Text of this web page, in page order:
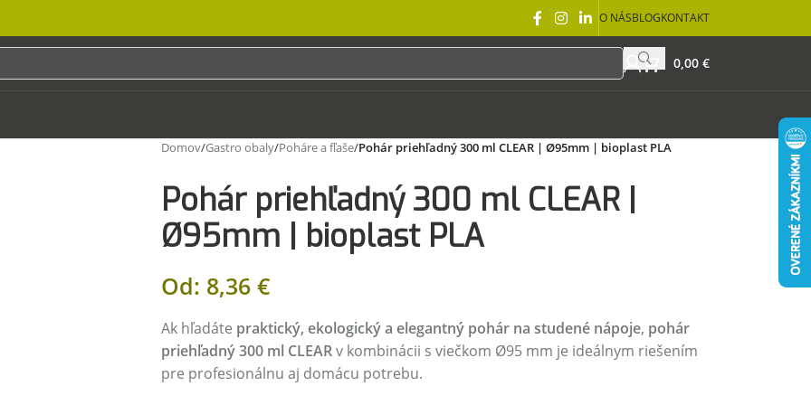
O NÁSBLOGKONTAKT
0,00 €
Domov/Gastro obaly/Poháre a fľaše/Pohár priehľadný 300 ml CLEAR | Ø95mm | bioplast PLA
Pohár priehľadný 300 ml CLEAR |
Ø95mm | bioplast PLA
Od: 8,36 €
Ak hľadáte praktický, ekologický a elegantný pohár na studené nápoje, pohár
priehľadný 300 ml CLEARv kombinácii s viečkom Ø95 mm je ideálnym riešením
pre profesionálnu aj domácu potrebu.